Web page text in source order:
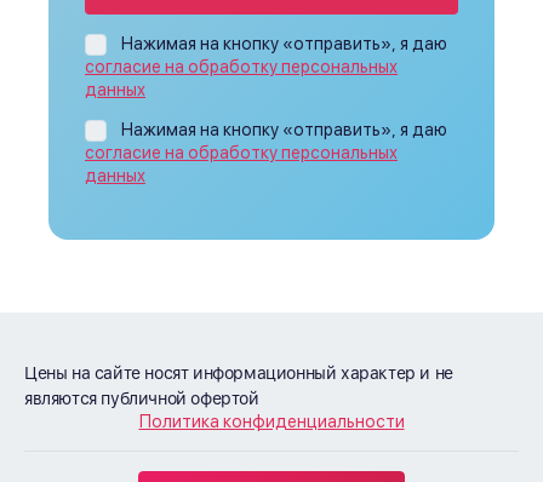
Нажимая на кнопку «отправить», я даю
согласие на обработку персональных
данных
Нажимая на кнопку «отправить», я даю
согласие на обработку персональных
данных
Цены на сайте носят информационный характер и не
являются публичной офертой
Политика конфиденциальности